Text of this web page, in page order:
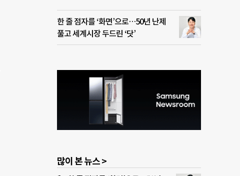
한 줄 점자를 ‘화면’으로…50년 난제
풀고 세계시장 두드린 ‘닷’
많이 본 뉴스 >